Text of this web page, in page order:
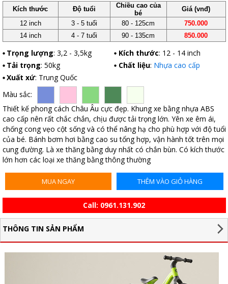
Kích thước Độ tuổi
Chiều cao của
bé
Giá (vnđ)
12 inch
3 - 5 tuổi 80 - 125cm
750.000
14 inch
4 - 7 tuổi 90 - 135cm 850.000
Trọng lượng: 3,2 - 3,5kg Kích thước: 12 - 14 inch
Tải trọng: 50kg Chất liệu: Nhựa cao cấp
Xuất xứ: Trung Quốc
Màu sắc:
Thiết kế phong cách Châu Âu cực đẹp. Khung xe bằng nhựa ABS
cao cấp nên rất chắc chắn, chịu được tải trọng lớn. Yên xe êm ái,
chống cong vẹo cột sống và có thể nâng hạ cho phù hợp với độ tuổi
của bé. Bánh bơm hơi bằng cao su tổng hợp, vận hành tốt trên mọi
cung đường. Là xe thăng bằng duy nhất có chắn bùn. Có kích thước
lớn hơn các loại xe thăng bằng thông thường
MUA NGAY THÊM VÀO GIỎ HÀNG
Call: 0961.131.902
THÔNG TIN SẢN PHẨM